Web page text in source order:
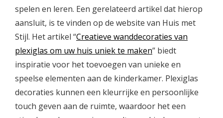
spelen en leren. Een gerelateerd artikel dat hierop
aansluit, is te vinden op de website van Huis met
Stijl. Het artikel “Creatieve wanddecoraties van
plexiglas om uw huis uniek te maken” biedt
inspiratie voor het toevoegen van unieke en
speelse elementen aan de kinderkamer. Plexiglas
decoraties kunnen een kleurrijke en persoonlijke
touch geven aan de ruimte, waardoor het een